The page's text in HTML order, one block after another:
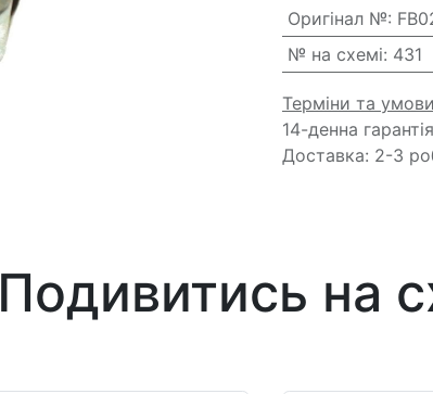
Оригінал №:
№ на схемі: 431
Терміни та умови
14-денна
Доставка: 2-3
Подивитись на